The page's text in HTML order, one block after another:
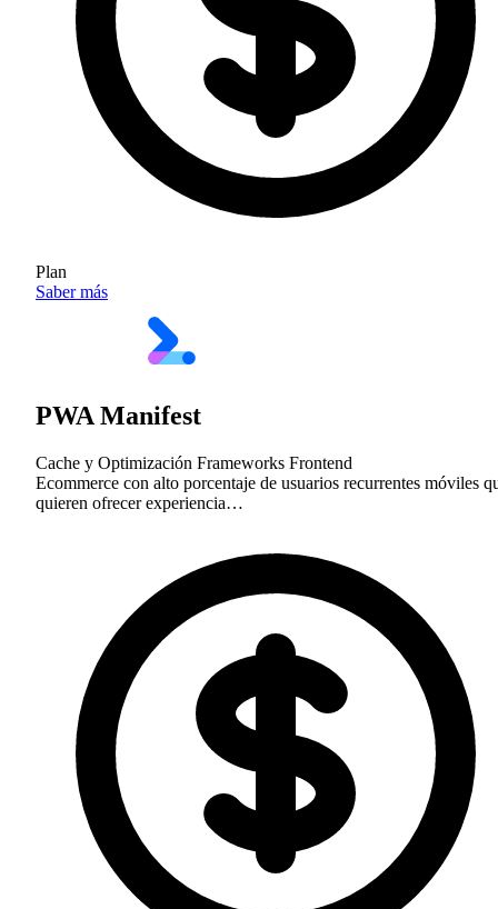
Plan
Saber más
PWA Manifest
Cache y Optimización Frameworks Frontend
Ecommerce con alto porcentaje de usuarios recurrentes móviles
quieren ofrecer experiencia…